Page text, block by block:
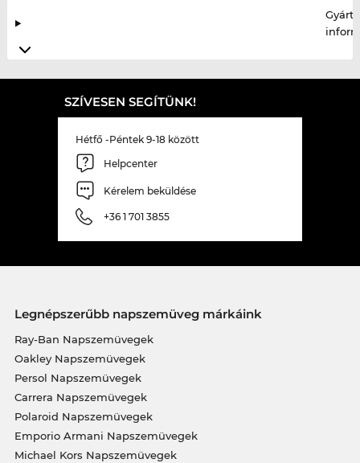
SZÍVESEN SEGÍTÜNK!
Hétfő -Péntek 9-18 között
Helpcenter
Kérelem beküldése
+36 1 701 3855
Legnépszerűbb napszemüveg márkáink
Ray-Ban Napszemüvegek
Oakley Napszemüvegek
Persol Napszemüvegek
Carrera Napszemüvegek
Polaroid Napszemüvegek
Emporio Armani Napszemüvegek
Michael Kors Napszemüvegek